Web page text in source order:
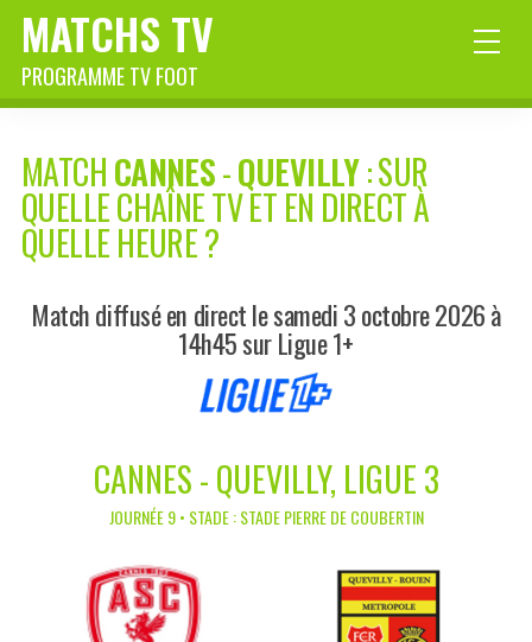
MATCHS TV
PROGRAMME TV FOOT
MATCHCANNES-QUEVILLY: SUR
QUELLE CHAÎNE TV ET EN DIRECT À
QUELLE HEURE ?
Match diffusé en direct le samedi 3 octobre 2026 à
14h45 sur Ligue 1+
CANNES - QUEVILLY, LIGUE 3
JOURNÉE 9 • STADE : STADE PIERRE DE COUBERTIN